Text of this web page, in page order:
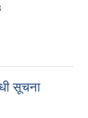
सूचना